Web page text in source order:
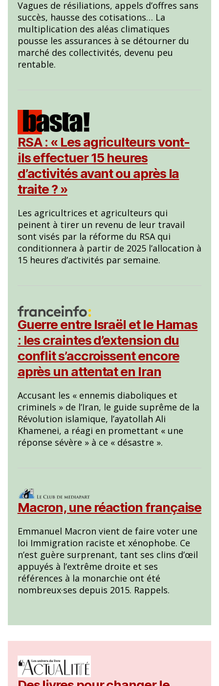
Vagues de résiliations, appels d’offres sans
succès, hausse des cotisations… La
multiplication des aléas climatiques
pousse les assurances à se détourner du
marché des collectivités, devenu peu
rentable.
RSA : « Les agriculteurs vont-
ils effectuer 15 heures
d’activités avant ou après la
traite ? »
Les agricultrices et agriculteurs qui
peinent à tirer un revenu de leur travail
sont visés par la réforme du RSA qui
conditionnera à partir de 2025 l’allocation à
15 heures d’activités par semaine.
Guerre entre Israël et le Hamas
: les craintes d’extension du
conflit s’accroissent encore
après un attentat en Iran
Accusant les « ennemis diaboliques et
criminels » de l’Iran, le guide suprême de la
Révolution islamique, l’ayatollah Ali
Khamenei, a réagi en promettant « une
réponse sévère » à ce « désastre ».
Macron, une réaction française
Emmanuel Macron vient de faire voter une
loi Immigration raciste et xénophobe. Ce
n’est guère surprenant, tant ses clins d’œil
appuyés à l’extrême droite et ses
références à la monarchie ont été
nombreux·ses depuis 2015. Rappels.